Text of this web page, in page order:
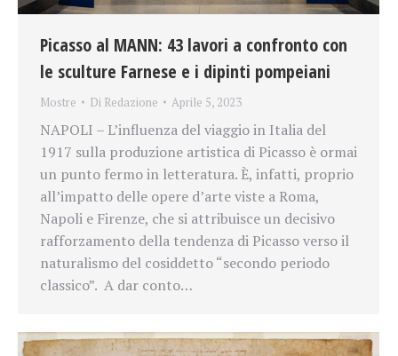
Picasso al MANN: 43 lavori a confronto con
le sculture Farnese e i dipinti pompeiani
Mostre Di Redazione Aprile 5, 2023
NAPOLI – L’influenza del viaggio in Italia del
1917 sulla produzione artistica di Picasso è ormai
un punto fermo in letteratura. È, infatti, proprio
all’impatto delle opere d’arte viste a Roma,
Napoli e Firenze, che si attribuisce un decisivo
rafforzamento della tendenza di Picasso verso il
naturalismo del cosiddetto “secondo periodo
classico”. A dar conto…